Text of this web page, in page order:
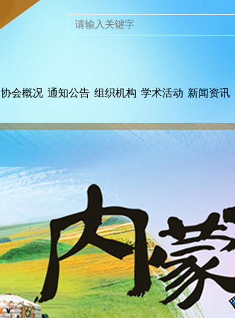
协会概况 通知公告 组织机构 学术活动 新闻资讯